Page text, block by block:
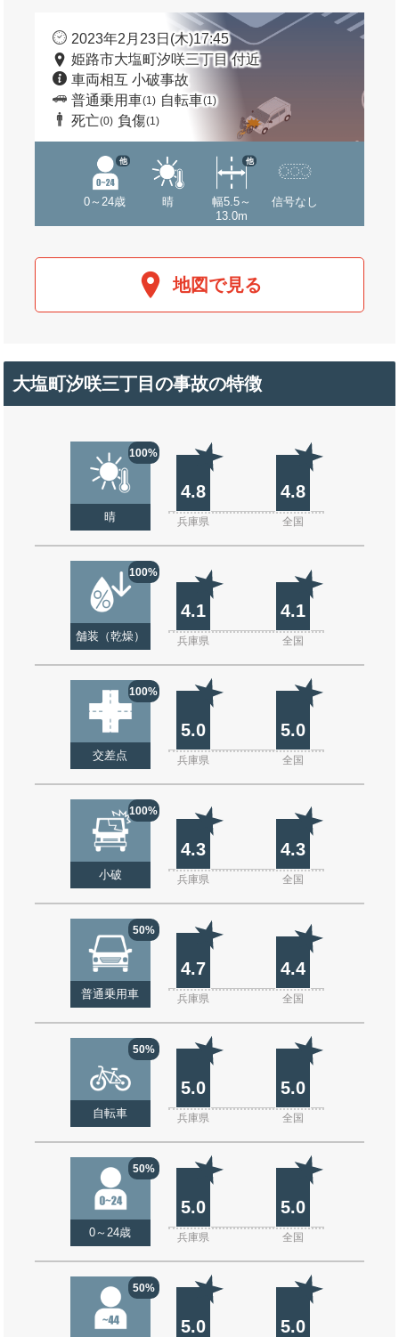
2023年2月23日(木)17:45
姫路市大塩町汐咲三丁目 付近
車両相互 小破事故
普通乗用車(1) 自転車(1)
死亡(0) 負傷(1)
0～24歳
他
晴
幅5.5～
13.0m
他
信号なし
地図で見る
大塩町汐咲三丁目の事故の特徴
100%
晴
4.8 4.8
兵庫県 全国
100%
舗装（乾燥）
4.1 4.1
兵庫県 全国
100%
交差点
5.0 5.0
兵庫県 全国
100%
小破
4.3 4.3
兵庫県 全国
50%
普通乗用車
4.7 4.4
兵庫県 全国
50%
自転車
5.0 5.0
兵庫県 全国
50%
0～24歳
5.0 5.0
兵庫県 全国
50%
5.0 5.0